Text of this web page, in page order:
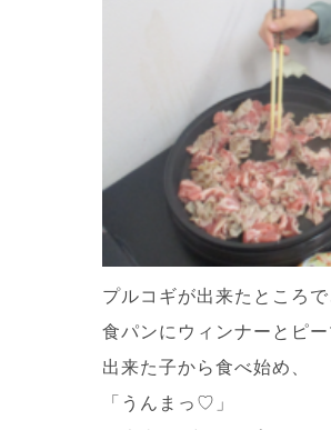
プルコギが出来たところ
食パンにウィンナーとピ
出来た子から食べ始め、
「うんまっ♡」